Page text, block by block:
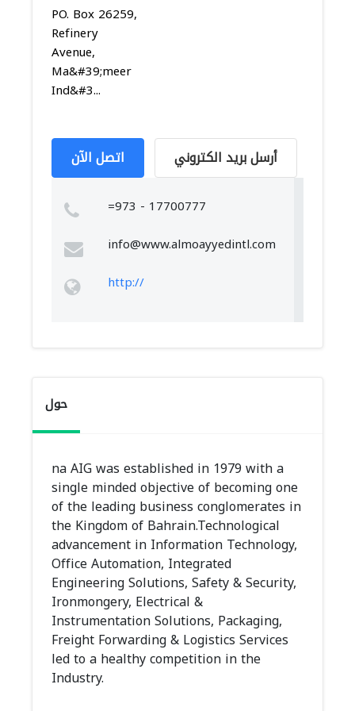
PO. Box 26259,
Refinery
Avenue,
Ma&#39;meer
Ind&#3...
اتصل الآن أرسل بريد الكتروني
=973 - 17700777
info@www.almoayyedintl.com
http://
حول
na AIG was established in 1979 with a
single minded objective of becoming one
of the leading business conglomerates in
the Kingdom of Bahrain.Technological
advancement in Information Technology,
Office Automation, Integrated
Engineering Solutions, Safety & Security,
Ironmongery, Electrical &
Instrumentation Solutions, Packaging,
Freight Forwarding & Logistics Services
led to a healthy competition in the
Industry.